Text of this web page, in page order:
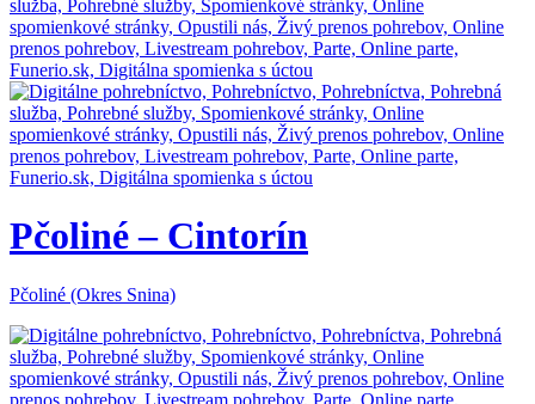
Pčoliné – Cintorín
Pčoliné (Okres Snina)